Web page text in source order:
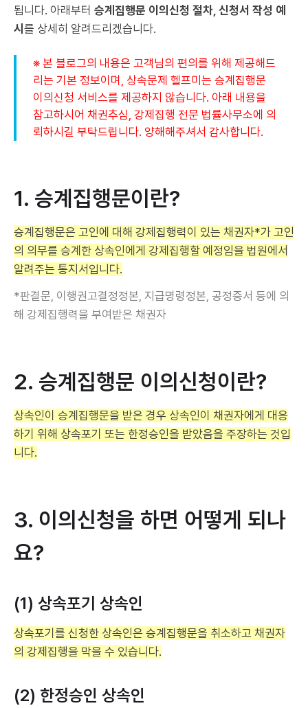
됩니다. 아래부터 승계집행문 이의신청 절차, 신청서 작성 예
시 를 상세히 알려드리겠습니다.
※ 본 블로그의 내용은 고객님의 편의를 위해 제공해드
리는 기본 정보이며, 상속문제 헬프미는 승계집행문
이의신청 서비스를 제공하지 않습니다. 아래 내용을
참고하시어 채권추심, 강제집행 전문 법률사무소에 의
뢰하시길 부탁드립니다. 양해해주셔서 감사합니다.
1. 승계집행문이란?
승계집행문은 고인에 대해 강제집행력이 있는 채권자*가 고인
의 의무를 승계한 상속인에게 강제집행할 예정임을 법원에서
알려주는 통지서입니다.
*판결문, 이행권고결정정본, 지급명령정본, 공정증서 등에 의
해 강제집행력을 부여받은 채권자
2. 승계집행문 이의신청이란?
상속인이 승계집행문을 받은 경우 상속인이 채권자에게 대응
하기 위해 상속포기 또는 한정승인을 받았음을 주장하는 것입
니다.
3. 이의신청을 하면 어떻게 되나
요?
(1) 상속포기 상속인
상속포기를 신청한 상속인은 승계집행문을 취소하고 채권자
의 강제집행을 막을 수 있습니다.
(2) 한정승인 상속인